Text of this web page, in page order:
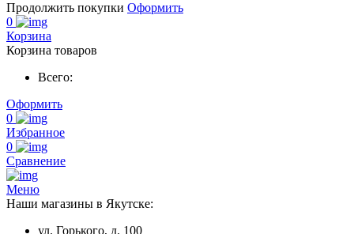
Продолжить покупки Оформить
0
Корзина
Корзина товаров
Всего:
Оформить
0
Избранное
0
Сравнение
Меню
Наши магазины в Якутске:
ул. Горького, д. 100